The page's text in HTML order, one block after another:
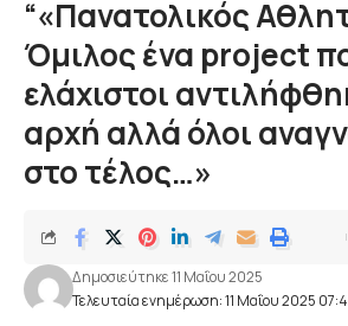
“«Πανατολικός
Όμιλος ένα project
ελάχιστοι
αρχή αλλά όλοι
στο τέλος…»
Τελευταία ενημέρωση: 11 Μαΐου 2025
Δημοσιεύτηκε 11 Μαΐου 2025